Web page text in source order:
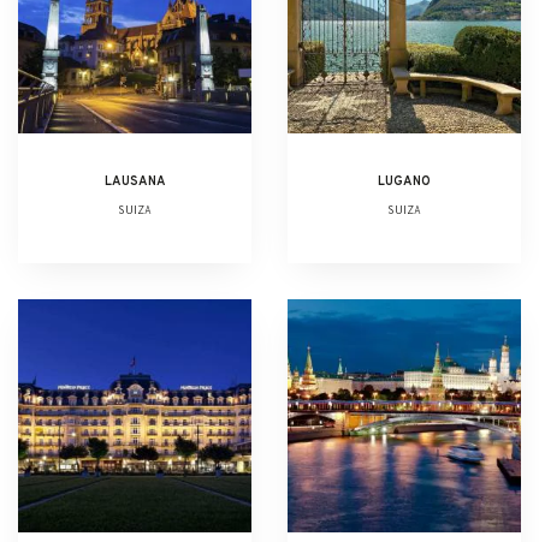
LAUSANA
SUIZA
LUGANO
SUIZA